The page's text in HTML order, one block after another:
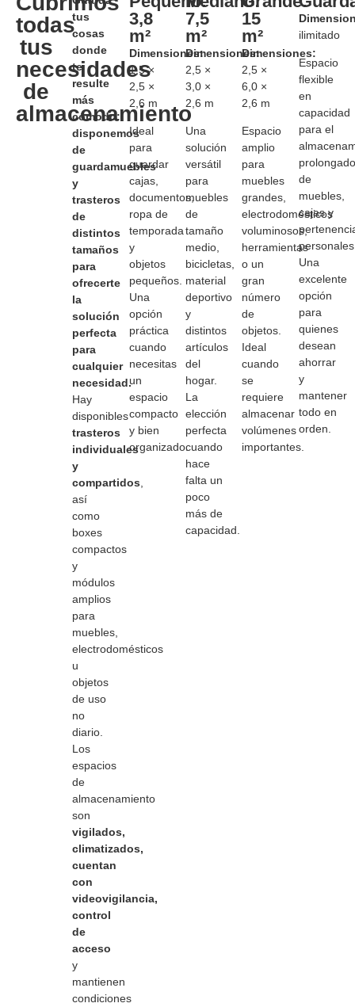
todas
tus
necesidades
de
almacenamiento
tus
cosas
donde
te
resulte
más
cómodo:
disponemos
de
guardamuebles
y
trasteros
de
distintos
tamaños
para
ofrecerte
la
solución
perfecta
para
cualquier
necesidad.
Hay
disponibles
trasteros
individuales
y
compartidos
así
como
boxes
compactos
y
módulos
amplios
para
muebles,
electrodomésticos
u
objetos
de uso
no
diario.
Los
espacios
de
almacenamiento
son
vigilados,
climatizados,
cuentan
con
videovigilancia,
control
de
acceso
y
mantienen
condiciones
3,8
m²
Dimensiones:
1,5 ×
2,5 ×
2,6 m
Ideal
para
guardar
cajas,
documentos,
ropa de
temporada
y
objetos
pequeños.
Una
opción
práctica
cuando
necesitas
un
espacio
compacto
y bien
organizado.
7,5
m²
Dimensiones:
2,5 ×
3,0 ×
2,6 m
Una
solución
versátil
para
muebles
de
tamaño
medio,
bicicletas,
material
deportivo
y
distintos
artículos
del
hogar.
La
elección
perfecta
cuando
hace
falta un
poco
más de
capacidad.
15
m²
Dimensiones:
2,5 ×
6,0 ×
2,6 m
Espacio
amplio
para
muebles
grandes,
electrodomésticos
voluminosos,
herramientas
o un
gran
número
de
objetos.
Ideal
cuando
se
requiere
almacenar
volúmenes
importantes.
ilimitado
Espacio
flexible
en
capacidad
para el
prolongado
de
muebles,
cajas y
Una
excelente
opción
para
quienes
desean
ahorrar
y
mantener
todo en
orden.